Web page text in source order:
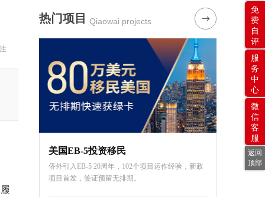
热门项目 Qiaowai projects
美国EB-5投资移民
侨外引入EB-5 20周年，102个项目运作经验，新政
项目首发，签证预留无排期。
免
费
自
评
服
务
中
心
微
信
客
服
返回
顶部